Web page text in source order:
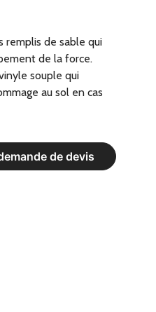
remplis de sable qui
de la force.
souple qui
au sol en cas
de devis